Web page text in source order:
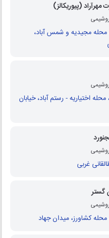
(پیوریکالز)
منطقه 4، محله مجیدیه و شمس آباد،
منطقه 3، محله اختیاریه - رستم آباد، خیابان
غربی
گستر